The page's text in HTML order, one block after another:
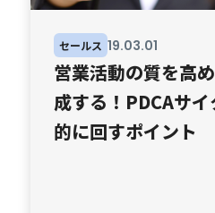
セールス 19.03.01
営業活動の質を高
成する！PDCAサ
的に回すポイント